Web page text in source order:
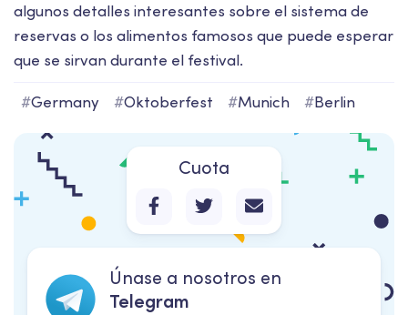
algunos detalles interesantes sobre el sistema de
reservas o los alimentos famosos que puede esperar
que se sirvan durante el festival.
#Germany #Oktoberfest #Munich #Berlin
Cuota
Únase a nosotros en
Telegram